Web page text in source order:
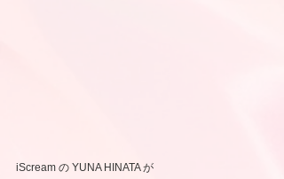
iScream の YUNA HINATA が